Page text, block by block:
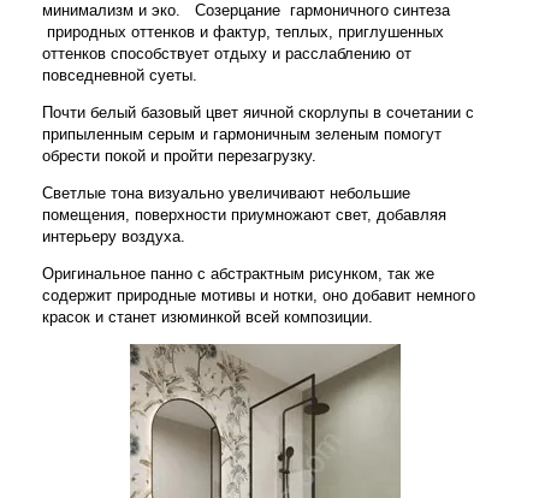
минимализм и эко. Созерцание гармоничного синтеза
природных оттенков и фактур, теплых, приглушенных
оттенков способствует отдыху и расслаблению от
повседневной суеты.
Почти белый базовый цвет яичной скорлупы в сочетании с
припыленным серым и гармоничным зеленым помогут
обрести покой и пройти перезагрузку.
Светлые тона визуально увеличивают небольшие
помещения, поверхности приумножают свет, добавляя
интерьеру воздуха.
Оригинальное панно с абстрактным рисунком, так же
содержит природные мотивы и нотки, оно добавит немного
красок и станет изюминкой всей композиции.